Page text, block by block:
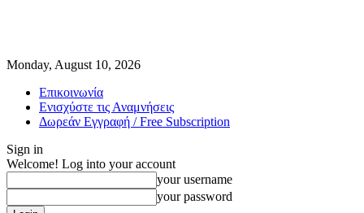
Monday, August 10, 2026
Επικοινωνία
Ενισχύστε τις Αναμνήσεις
Δωρεάν Εγγραφή / Free Subscription
Sign in
Welcome! Log into your account
your username
your password